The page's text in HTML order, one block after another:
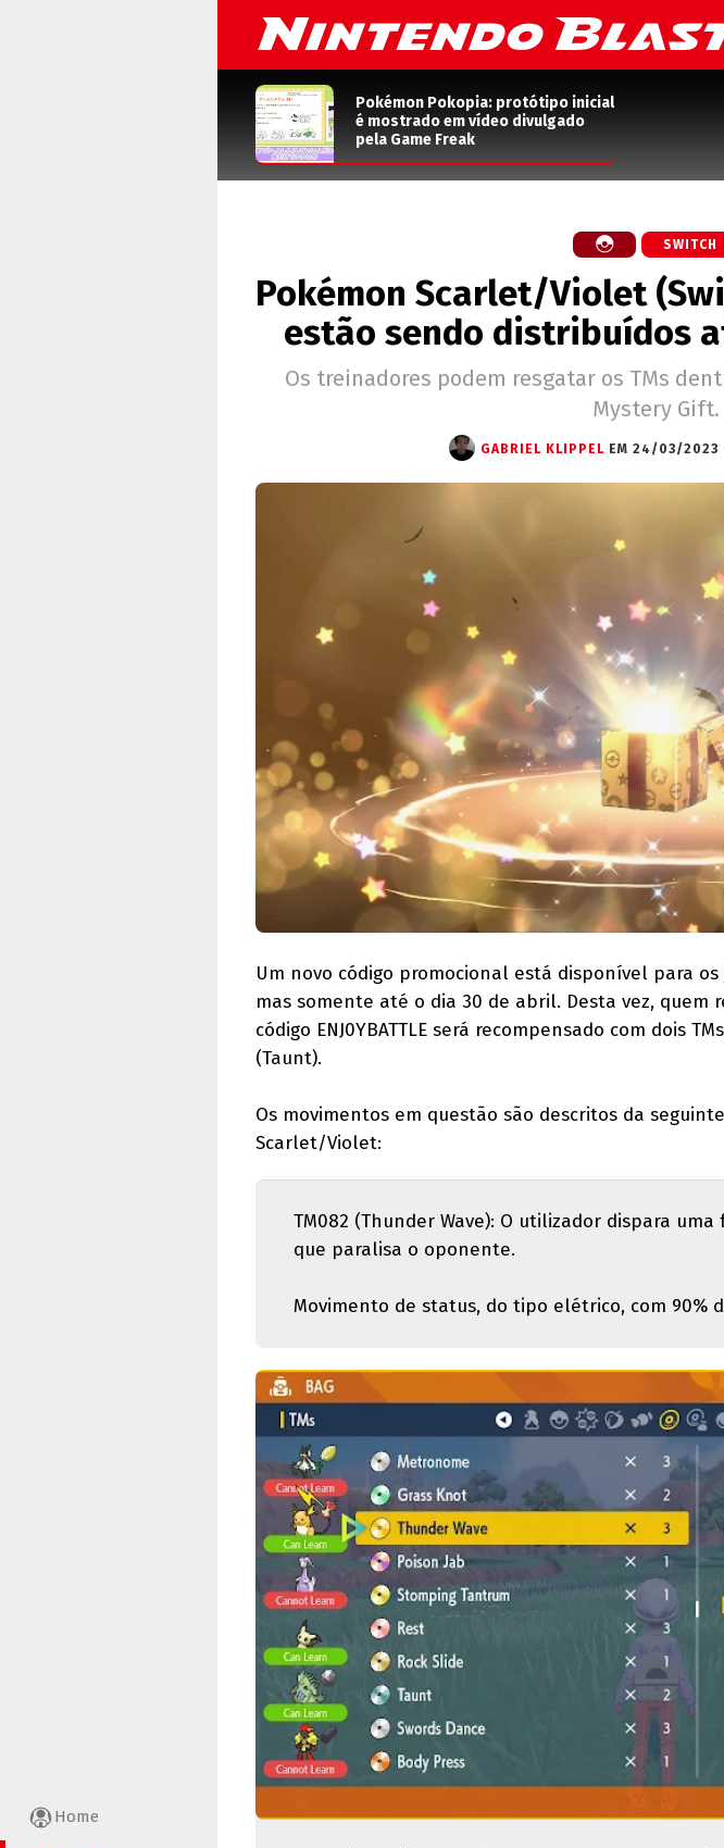
Home
Pokémon Pokopia: protótipo inicial
é mostrado em vídeo divulgado
pela Game Freak
SWITCH
Pokémon Scarlet/Violet
estão sendo distribuídos
Os treinadores podem resgatar os TMs
Mystery Gift.
GABRIEL KLIPPEL EM 24/03/2023
Um novo código promocional está disponível para os
mas somente até o dia 30 de abril. Desta vez, quem
código ENJ0YBATTLE será recompensado com dois
(Taunt).
Os movimentos em questão são descritos da
Scarlet/Violet:
TM082 (Thunder Wave): O utilizador dispara
que paralisa o oponente.
Movimento de status, do tipo elétrico, com 90%